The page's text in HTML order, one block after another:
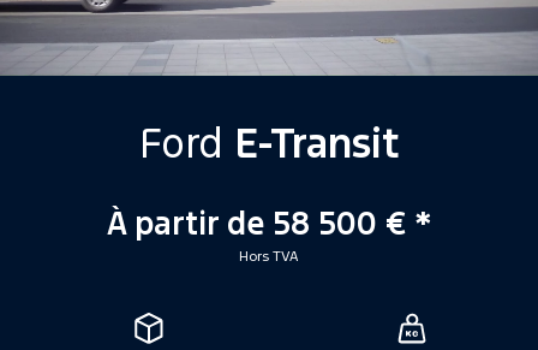
Ford E-Transit
À partir de 58 500 € *
Hors TVA
Caractéristiques